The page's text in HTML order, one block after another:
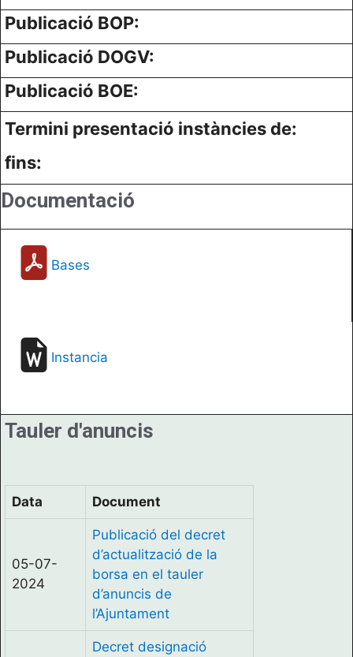
Publicació BOP:
Publicació DOGV:
Publicació BOE:
Termini presentació instàncies de:
fins:
Documentació
Bases
Instancia
Tauler d'anuncis
Data Document
05-07-
2024
Publicació del decret
d’actualització de la
borsa en el tauler
d’anuncis de
l’Ajuntament
Decret designació